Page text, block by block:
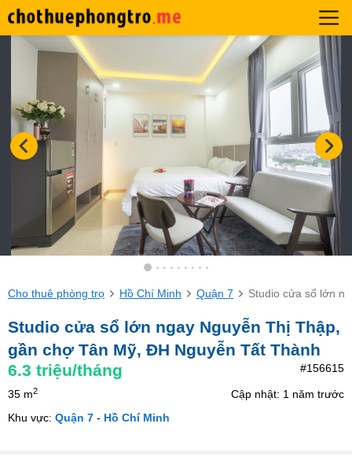
Cho thuê phòng trọ Hồ Chí Minh Quận 7 Studio cửa sổ lớn
Studio cửa sổ lớn ngay Nguyễn Thị Thập,
gần chợ Tân Mỹ, ĐH Nguyễn Tất Thành
6.3 triệu/tháng #156615
35 m2
Cập nhật: 1 năm trước
Khu vực: Quận 7 - Hồ Chí Minh